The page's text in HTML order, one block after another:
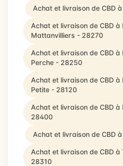
Achat et livraison de CBD
Achat et livraison de CBD à
Mattanvilliers - 28270
Achat et livraison de CBD à
Perche - 28250
Achat et livraison de CBD à
Petite - 28120
Achat et livraison de CBD à
28400
Achat et livraison de CBD
Achat et livraison de CBD
28310